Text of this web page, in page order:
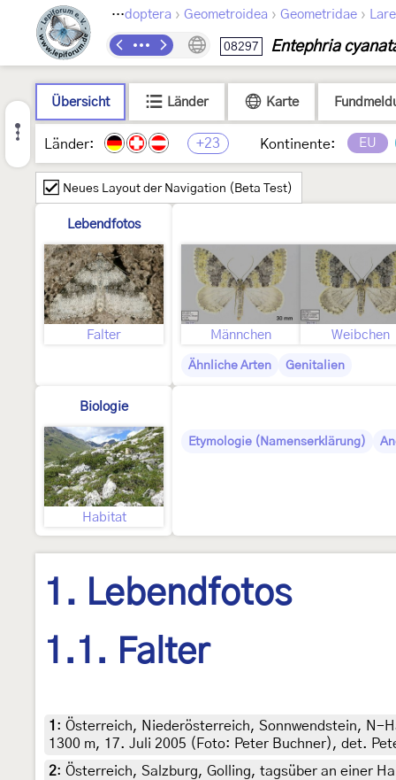
Lepidoptera › Geometroidea › Geometridae ›
08297 Entephria
Übersicht Länder Karte
Länder: +23 Kontinente: EU
Neues Layout der Navigation (Beta Test)
Lebendfotos
Falter Männchen Weibchen
Ähnliche Arten Genitalien
Biologie
Habitat
Etymologie (Namenserklärung)
1. Lebendfotos
1.1. Falter
1 : Österreich, Niederösterreich, Sonnwendstein, N-
1300 m, 17. Juli 2005 (Foto: Peter Buchner), det.
2: Österreich, Salzburg, Golling, tagsüber an einer